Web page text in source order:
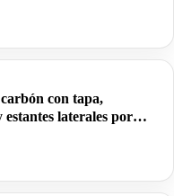
con tapa,
laterales por